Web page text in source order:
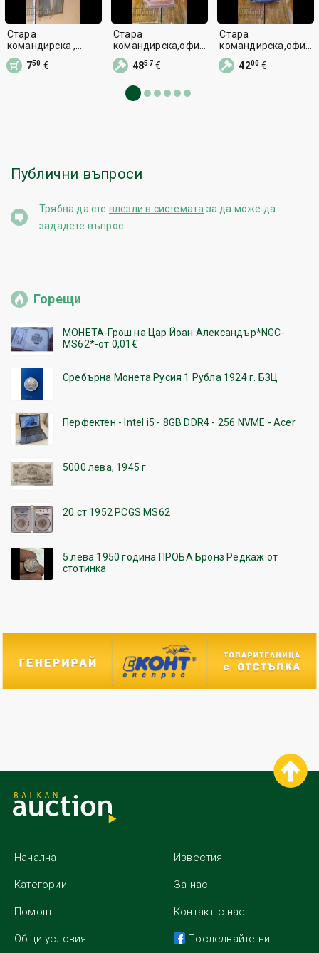
Стара
командирска ,
офицерска чанта ,
планшет - БНА ,
750 €
Стара
командирска,офиц
ерска чанта
4857€
Стара
командирска,офиц
ерска чанта
4200 €
Публични въпроси
Трябва да сте влезли в системата за да може да
зададете въпрос
Горещи
МОНЕТА-Грош на Цар Йоан Александър*NGC-
MS62*-от 0,01€
Сребърна Монета Русия 1 Рубла 1924 г. БЗЦ
Перфектен - Intel i5 - 8GB DDR4 - 256 NVME - Acer
5000 лева, 1945 г.
20 ст 1952 PCGS MS62
5 лева 1950 година ПРОБА Бронз Редкаж от
стотинка
Начална
Категории
Помощ
Общи условия
Известия
За нас
Контакт с нас
Последвайте ни